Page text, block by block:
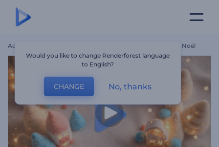
Accueil Introduction À La Laine Pour La Veille De Noël
Would you like to change Renderforest language
to English?
CHANGE No, thanks